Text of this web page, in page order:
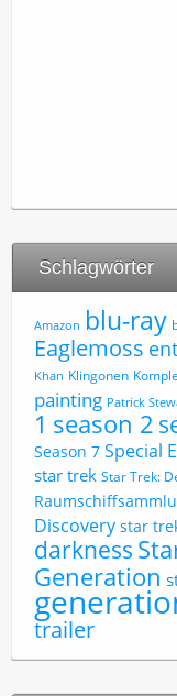
Schlagwörter
Amazon blu-ray
Eaglemoss
Khan Klingonen
painting Patrick
1 season 2
Season 7 Special
star trek Star Trek:
Discovery star
darkness
Generation
trailer